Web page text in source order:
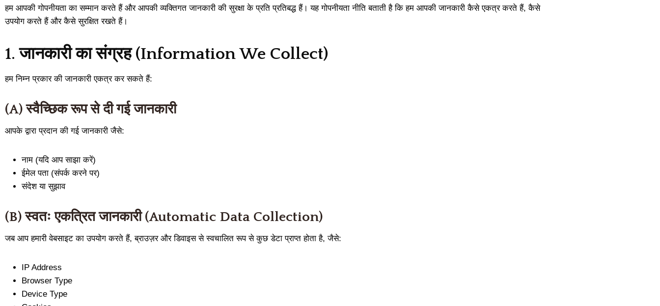
हम आपकी गोपनीयता का सम्मान करते हैं और आपकी व्यक्तिगत जानकारी की सुरक्षा के प्रति प्रतिबद्ध हैं। यह गोपनीयता नीति बताती है कि हम आपकी जानकारी कैसे एकत्र करते हैं, कैसे
उपयोग करते हैं और कैसे सुरक्षित रखते हैं।
1. जानकारी का संग्रह (Information We Collect)
हम निम्न प्रकार की जानकारी एकत्र कर सकते हैं:
(A) स्वैच्छिक रूप से दी गई जानकारी
आपके द्वारा प्रदान की गई जानकारी जैसे:
नाम (यदि आप साझा करें)
ईमेल पता (संपर्क करने पर)
संदेश या सुझाव
(B) स्वतः एकत्रित जानकारी (Automatic Data Collection)
जब आप हमारी वेबसाइट का उपयोग करते हैं, ब्राउज़र और डिवाइस से स्वचालित रूप से कुछ डेटा प्राप्त होता है, जैसे:
IP Address
Browser Type
Device Type